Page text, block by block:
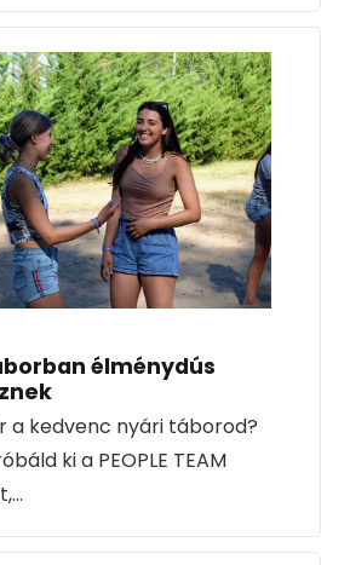
élménydús
a kedvenc nyári táborod?
ki a PEOPLE TEAM